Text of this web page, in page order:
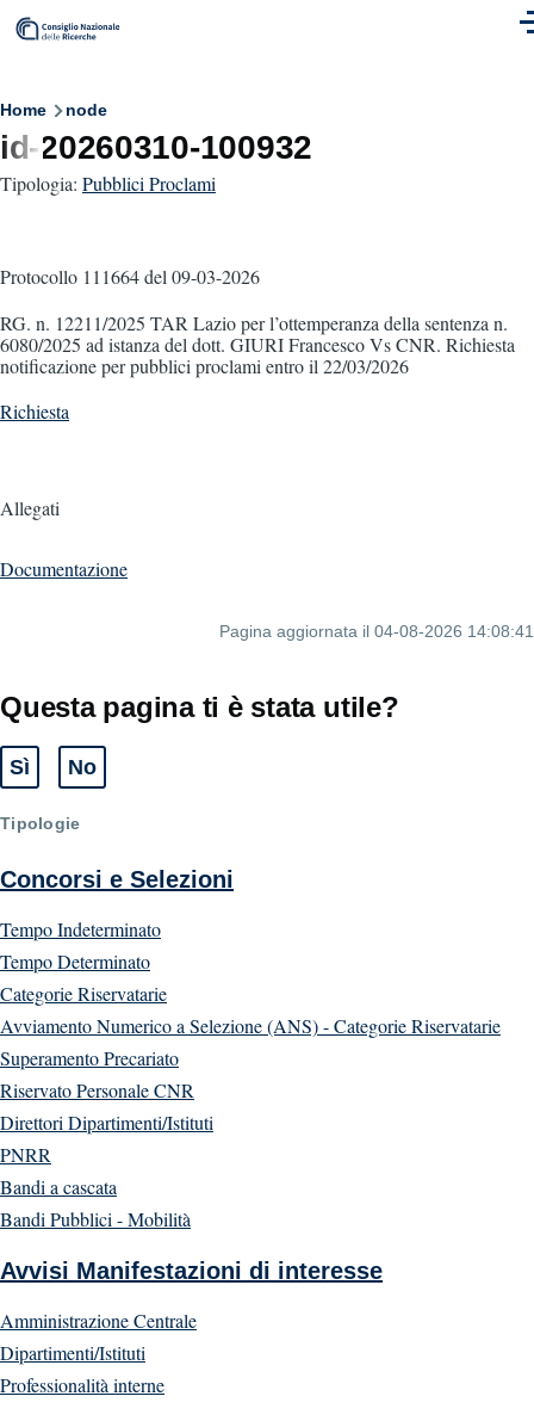
Skip to main content
Breadcrumb
Home node
id-20260310-100932
Tipologia: Pubblici Proclami
Protocollo 111664del 09-03-2026
RG. n. 12211/2025 TAR Lazio per l’ottemperanza della sentenza n.
6080/2025 ad istanza del dott. GIURI Francesco Vs CNR. Richiesta
notificazione per pubblici proclami entro il 22/03/2026
Richiesta
Allegati
Documentazione
Pagina aggiornata il 04-08-2026 14:08:41
Questa pagina ti è stata utile?
Sì
Tipologie
Concorsi e Selezioni
Tempo Indeterminato
Tempo Determinato
Categorie Riservatarie
Avviamento Numerico a Selezione (ANS) - Categorie Riservatarie
Superamento Precariato
Riservato Personale CNR
Direttori Dipartimenti/Istituti
PNRR
Bandi a cascata
Bandi Pubblici - Mobilità
Avvisi Manifestazioni di interesse
Amministrazione Centrale
Dipartimenti/Istituti
Professionalità interne